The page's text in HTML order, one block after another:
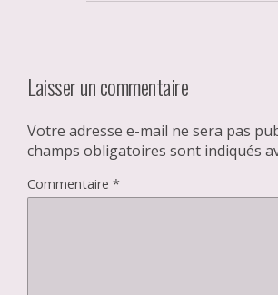
Laisser un commentaire
Votre adresse e-mail ne sera pas
champs obligatoires sont indiqués
Commentaire *